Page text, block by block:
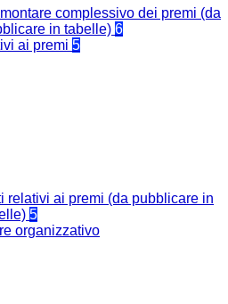
complessivo dei premi (da
in tabelle) 6
ai premi 5
relativi ai premi (da pubblicare in
5
organizzativo